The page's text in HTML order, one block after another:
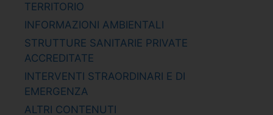
TERRITORIO
INFORMAZIONI AMBIENTALI
STRUTTURE SANITARIE PRIVATE
ACCREDITATE
INTERVENTI STRAORDINARI E DI
EMERGENZA
ALTRI CONTENUTI